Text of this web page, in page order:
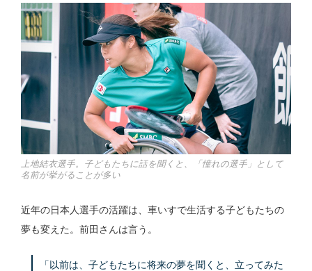
上地結衣選手。子どもたちに話を聞くと、「憧れの選手」として
名前が挙がることが多い
近年の日本人選手の活躍は、車いすで生活する子どもたちの
夢も変えた。前田さんは言う。
「以前は、子どもたちに将来の夢を聞くと、立ってみた